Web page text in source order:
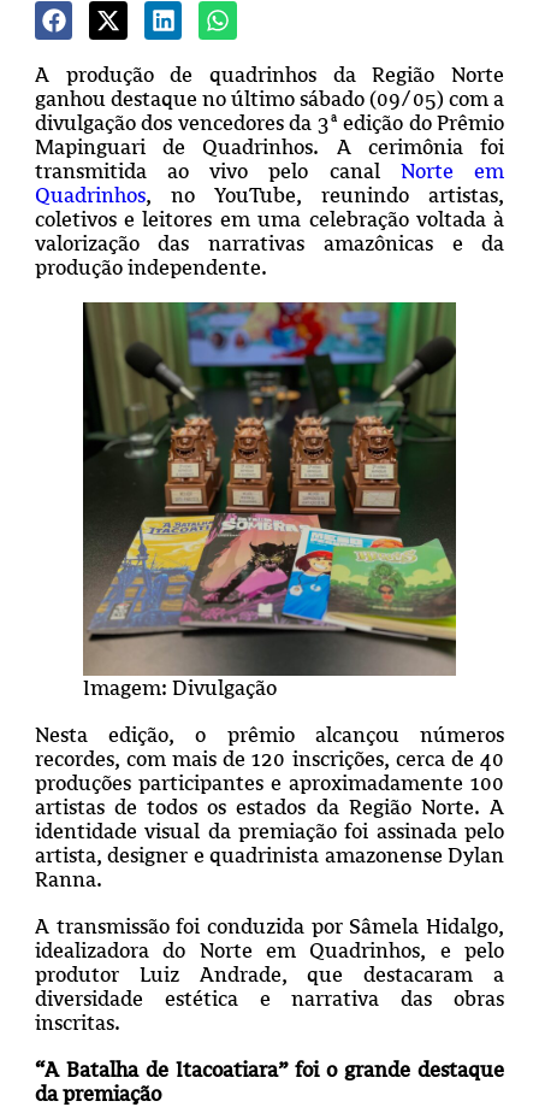
A produção de quadrinhos da Região Norte
ganhou destaque no último sábado (09/05) com a
divulgação dos vencedores da 3ª edição do Prêmio
Mapinguari de Quadrinhos. A cerimônia foi
transmitida ao vivo pelo canal Norte em
Quadrinhos, no YouTube, reunindo artistas,
coletivos e leitores em uma celebração voltada à
valorização das narrativas amazônicas e da
produção independente.
Imagem: Divulgação
Nesta edição, o prêmio alcançou números
recordes, com mais de 120 inscrições, cerca de 40
produções participantes e aproximadamente 100
artistas de todos os estados da Região Norte. A
identidade visual da premiação foi assinada pelo
artista, designer e quadrinista amazonense Dylan
Ranna.
A transmissão foi conduzida por Sâmela Hidalgo,
idealizadora do Norte em Quadrinhos, e pelo
produtor Luiz Andrade, que destacaram a
diversidade estética e narrativa das obras
inscritas.
“A Batalha de Itacoatiara” foi o grande destaque
da premiação